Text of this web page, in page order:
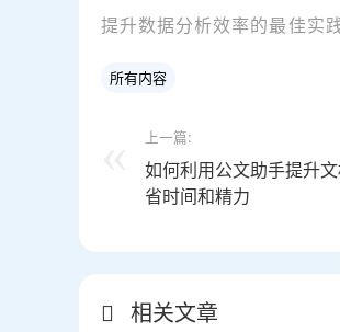
提升数据分析效率的最佳实
所有内容
上一篇:
如何利用公文助手提升
省时间和精力
相关文章